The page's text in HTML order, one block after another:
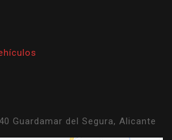
Guardamar del Segura, Alicante